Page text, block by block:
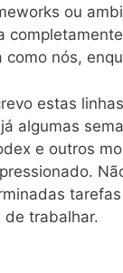
ou
como nós,
estas
algumas
e outros
de trabalhar.